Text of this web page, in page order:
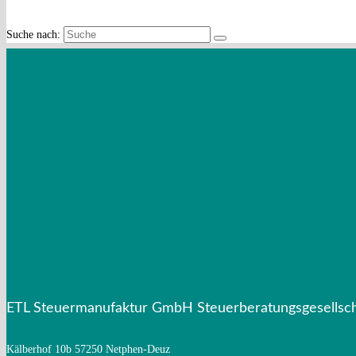
Suche nach:
ETL Steuermanufaktur GmbH
Kälberhof 10b 57250 Netphen-Deuz